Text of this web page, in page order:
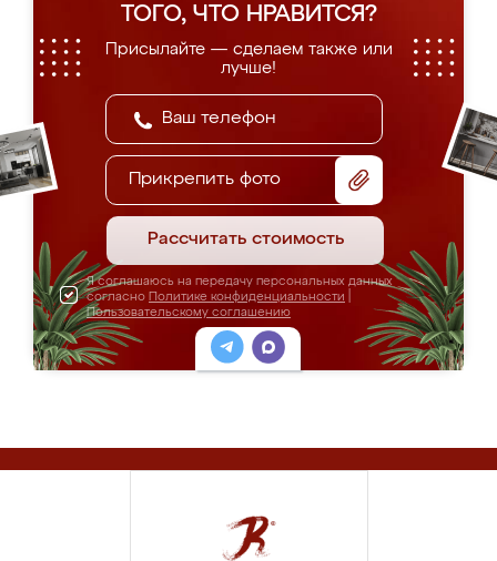
ТОГО, ЧТО НРАВИТСЯ?
Присылайте — сделаем также или
лучше!
Прикрепить фото
Рассчитать стоимость
Я соглашаюсь на передачу персональных данных
согласно Политике конфиденциальности
Пользовательскому соглашению